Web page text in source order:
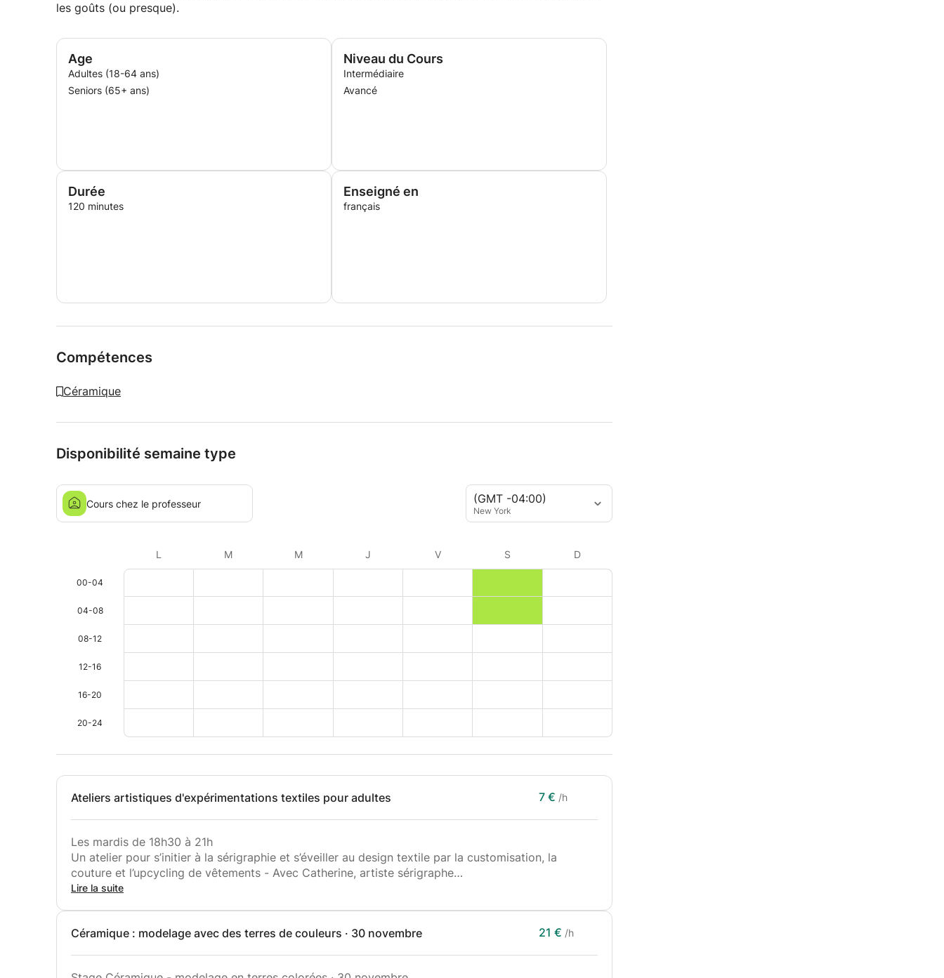
les goûts (ou presque).
Age
Adultes (18-64 ans)
Seniors (65+ ans)
Niveau du Cours
Intermédiaire
Avancé
Durée
120 minutes
Enseigné en
français
Compétences
Céramique
Disponibilité semaine type
(GMT -04:00)
New York
Cours chez le professeur
L M M J V S D
00-04
04-08
08-12
12-16
16-20
20-24
Ateliers artistiques d'expérimentations textiles pour adultes 7 € /h
Les mardis de 18h30 à 21h
Un atelier pour s’initier à la sérigraphie et s’éveiller au design textile par la customisation, la
couture et l’upcycling de vêtements - Avec Catherine, artiste sérigraphe
__
La première partie de l’année consistera à s’initier (ou à se perfectionner) à la sérigraphie textile
Lire la suite
Céramique : modelage avec des terres de couleurs · 30 novembre 21 € /h